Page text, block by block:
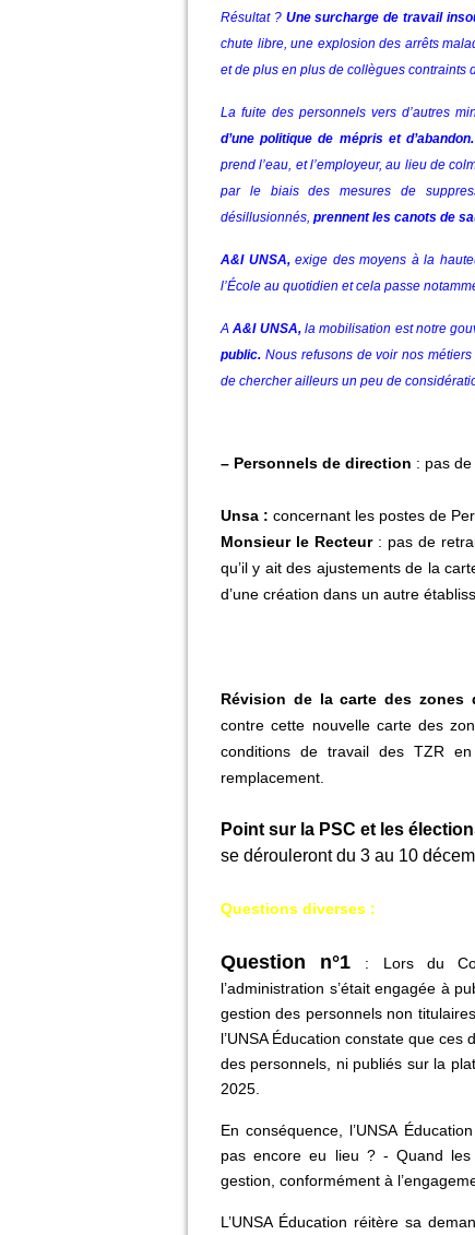
Résultat ? Une surcharge de travail
chute libre, une explosion des arrêts
et de plus en plus de collègues contraints
La fuite des personnels vers d’autres
d’une politique de mépris et d’abandon.
prend l’eau, et l’employeur, au lieu de
par le biais des mesures de
désillusionnés, prennent les canots de
A&I UNSA,exige des moyens à la
l’École au quotidien et cela passe
AA&I UNSA,la mobilisation est notre
public. Nous refusons de voir nos
de chercher ailleurs un peu de
– Personnels de direction : pas
Unsa : concernant les postes de
Monsieur le Recteur: pas de
qu’il y ait des ajustements de la
d’une création dans un autre
Révision de la carte des zones
contre cette nouvelle carte des
conditions de travail des TZR
remplacement.
Point sur la PSC et les
se dérouleront du 3 au 10
Questions diverses :
Question n°1
: Lors du
l’administration s’était engagée à
gestion des personnels non
l’UNSA Éducation constate que
des personnels, ni publiés sur la
2025.
En conséquence, l’UNSA
pas encore eu lieu ? - Quand
gestion, conformément à
L’UNSA Éducation réitère sa